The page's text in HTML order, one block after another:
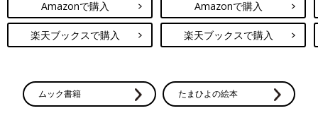
Amazonで購入
楽天ブックスで購入
Amazonで購入
楽天ブックスで購入
ムック書籍 たまひよの絵本